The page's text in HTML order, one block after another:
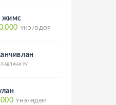
жимс
ҮНЭ/ӨДӨР
ЛАВЛАНА УУ
ҮНЭ/ӨДӨР